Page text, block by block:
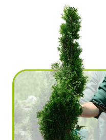
Maintien à domicile
Aide ménagère
Garde d'enfants
Jardinage
Petits travaux de
Autres services
Informations